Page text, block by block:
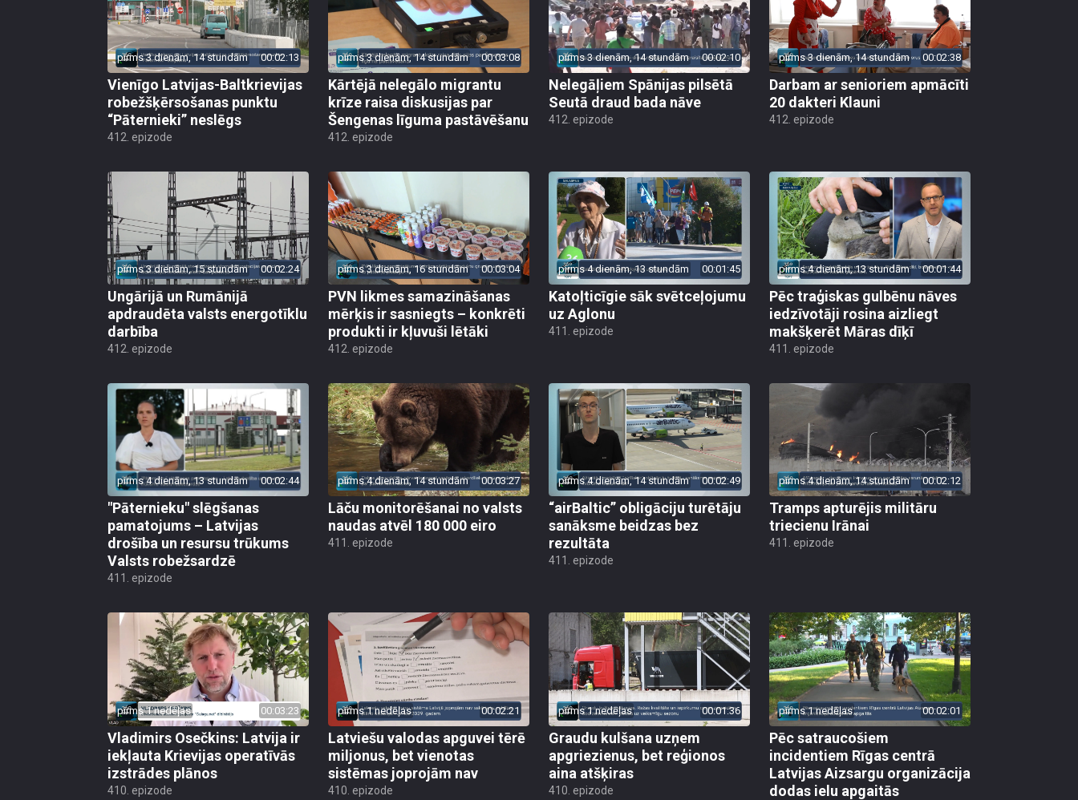
pirms 3 dienām, 14 stundām 00:02:13
Vienīgo Latvijas-Baltkrievijas
robežšķērsošanas punktu
“Pāternieki” neslēgs
412. epizode
pirms 3 dienām, 14 stundām 00:03:08
Kārtējā nelegālo migrantu
krīze raisa diskusijas par
Šengenas līguma pastāvēšanu
412. epizode
pirms 3 dienām, 14 stundām 00:02:10
Nelegāļiem Spānijas pilsētā
Seutā draud bada nāve
412. epizode
pirms 3 dienām, 14 stundām 00:02:38
Darbam ar senioriem apmācīti
20 dakteri Klauni
412. epizode
pirms 3 dienām, 15 stundām 00:02:24
Ungārijā un Rumānijā
apdraudēta valsts energotīklu
darbība
412. epizode
pirms 3 dienām, 16 stundām 00:03:04
PVN likmes samazināšanas
mērķis ir sasniegts – konkrēti
produkti ir kļuvuši lētāki
412. epizode
pirms 4 dienām, 13 stundām 00:01:45
Katoļticīgie sāk svētceļojumu
uz Aglonu
411. epizode
pirms 4 dienām, 13 stundām 00:01:44
Pēc traģiskas gulbēnu nāves
iedzīvotāji rosina aizliegt
makšķerēt Māras dīķī
411. epizode
pirms 4 dienām, 13 stundām 00:02:44
"Pāternieku" slēgšanas
pamatojums – Latvijas
drošība un resursu trūkums
Valsts robežsardzē
411. epizode
pirms 4 dienām, 14 stundām 00:03:27
Lāču monitorēšanai no valsts
naudas atvēl 180 000 eiro
411. epizode
pirms 4 dienām, 14 stundām 00:02:49
“airBaltic” obligāciju turētāju
sanāksme beidzas bez
rezultāta
411. epizode
pirms 4 dienām, 14 stundām 00:02:12
Tramps apturējis militāru
triecienu Irānai
411. epizode
pirms 1 nedēļas 00:03:23
Vladimirs Osečkins: Latvija ir
iekļauta Krievijas operatīvās
izstrādes plānos
410. epizode
pirms 1 nedēļas 00:02:21
Latviešu valodas apguvei tērē
miljonus, bet vienotas
sistēmas joprojām nav
410. epizode
pirms 1 nedēļas 00:01:36
Graudu kulšana uzņem
apgriezienus, bet reģionos
aina atšķiras
410. epizode
pirms 1 nedēļas 00:02:01
Pēc satraucošiem
incidentiem Rīgas centrā
Latvijas Aizsargu organizācija
dodas ielu apgaitās